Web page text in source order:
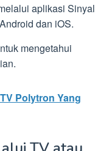
aplikasi Sinyal
dan iOS.
mengetahui
Polytron Yang